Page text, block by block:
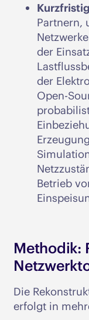
Partnern,
der
der
Open-
Betrieb
Methodik:
Die
erfolgt in